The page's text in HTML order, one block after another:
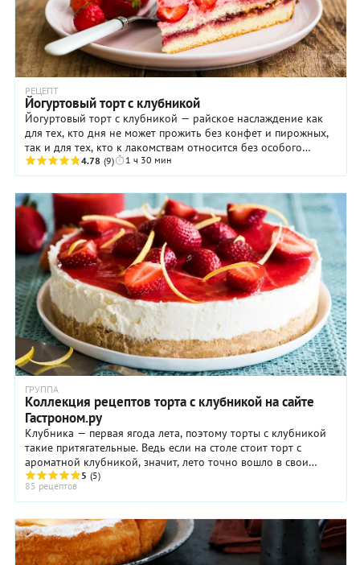
РЕЦЕПТ
Йогуртовый торт с клубникой
Йогуртовый торт с клубникой — райское наслаждение как
для тех, кто дня не может прожить без конфет и пирожных,
так и для тех, кто к лакомствам относится без особого
энтузиазма. Почему так? Потому что, ...
4.78 (9) 1 ч 30 мин
ГРУППА
Коллекция рецептов торта с клубникой на сайте
Гастроном.ру
Клубника — первая ягода лета, поэтому торты с клубникой
такие притягательные. Ведь если на столе стоит торт с
ароматной клубникой, значит, лето точно вошло в свои
права. Клубнику можно ...
5 (5)
85 рецептов